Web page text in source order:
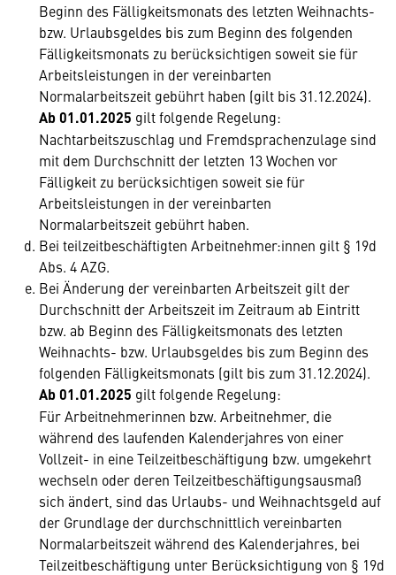
Beginn des Fälligkeitsmonats des letzten Weihnachts-
bzw. Urlaubsgeldes bis zum Beginn des folgenden
Fälligkeitsmonats zu berücksichtigen soweit sie für
Arbeitsleistungen in der vereinbarten
Normalarbeitszeit gebührt haben (gilt bis 31.12.2024).
Ab 01.01.2025 gilt folgende Regelung:
Nachtarbeitszuschlag und Fremdsprachenzulage sind
mit dem Durchschnitt der letzten 13 Wochen vor
Fälligkeit zu berücksichtigen soweit sie für
Arbeitsleistungen in der vereinbarten
Normalarbeitszeit gebührt haben.
Bei teilzeitbeschäftigten Arbeitnehmer:innen gilt § 19d
Abs. 4 AZG.
Bei Änderung der vereinbarten Arbeitszeit gilt der
Durchschnitt der Arbeitszeit im Zeitraum ab Eintritt
bzw. ab Beginn des Fälligkeitsmonats des letzten
Weihnachts- bzw. Urlaubsgeldes bis zum Beginn des
folgenden Fälligkeitsmonats (gilt bis zum 31.12.2024).
Ab 01.01.2025 gilt folgende Regelung:
Für Arbeitnehmerinnen bzw. Arbeitnehmer, die
während des laufenden Kalenderjahres von einer
Vollzeit- in eine Teilzeitbeschäftigung bzw. umgekehrt
wechseln oder deren Teilzeitbeschäftigungsausmaß
sich ändert, sind das Urlaubs- und Weihnachtsgeld auf
der Grundlage der durchschnittlich vereinbarten
Normalarbeitszeit während des Kalenderjahres, bei
Teilzeitbeschäftigung unter Berücksichtigung von § 19d